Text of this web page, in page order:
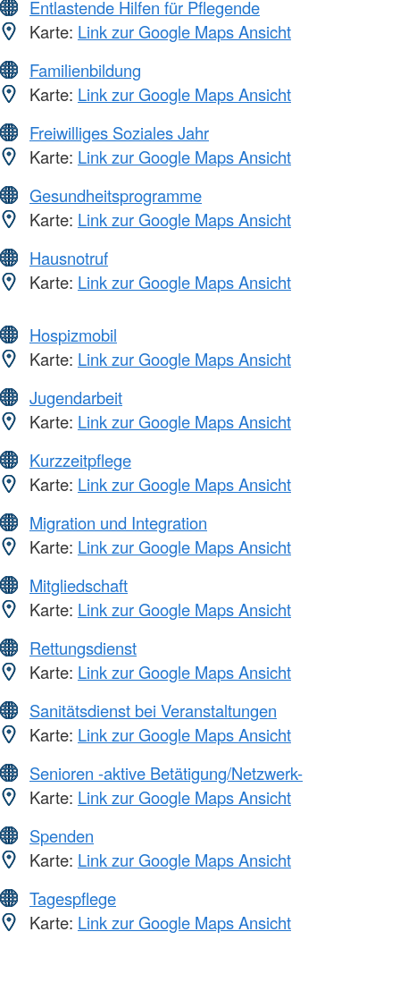
Entlastende Hilfen für Pflegende
Karte: Link zur Google Maps Ansicht
Familienbildung
Karte: Link zur Google Maps Ansicht
Freiwilliges Soziales Jahr
Karte: Link zur Google Maps Ansicht
Gesundheitsprogramme
Karte: Link zur Google Maps Ansicht
Hausnotruf
Karte: Link zur Google Maps Ansicht
Hospizmobil
Karte: Link zur Google Maps Ansicht
Jugendarbeit
Karte: Link zur Google Maps Ansicht
Kurzzeitpflege
Karte: Link zur Google Maps Ansicht
Migration und Integration
Karte: Link zur Google Maps Ansicht
Mitgliedschaft
Karte: Link zur Google Maps Ansicht
Rettungsdienst
Karte: Link zur Google Maps Ansicht
Sanitätsdienst bei Veranstaltungen
Karte: Link zur Google Maps Ansicht
Senioren -aktive Betätigung/Netzwerk-
Karte: Link zur Google Maps Ansicht
Spenden
Karte: Link zur Google Maps Ansicht
Tagespflege
Karte: Link zur Google Maps Ansicht